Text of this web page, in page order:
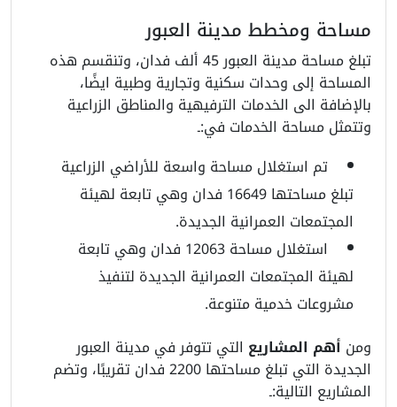
مساحة ومخطط مدينة العبور
تبلغ مساحة مدينة العبور 45 ألف فدان، وتنقسم هذه
المساحة إلى وحدات سكنية وتجارية وطبية ايضًا،
بالإضافة الى الخدمات الترفيهية والمناطق الزراعية
وتتمثل مساحة الخدمات في:ـ
تم استغلال مساحة واسعة للأراضي الزراعية
تبلغ مساحتها 16649 فدان وهي تابعة لهيئة
المجتمعات العمرانية الجديدة.
استغلال مساحة 12063 فدان وهي تابعة
لهيئة المجتمعات العمرانية الجديدة لتنفيذ
مشروعات خدمية متنوعة.
ومن أهم المشاريع التي تتوفر في مدينة العبور
الجديدة التي تبلغ مساحتها 2200 فدان تقريبًا، وتضم
المشاريع التالية:ـ